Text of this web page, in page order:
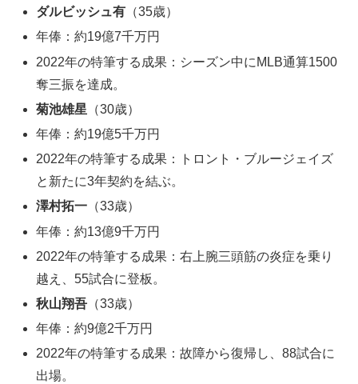
ダルビッシュ有 （35歳）
年俸：約19億7千万円
2022年の特筆する成果：シーズン中にMLB通算1500
奪三振を達成。
菊池雄星 （30歳）
年俸：約19億5千万円
2022年の特筆する成果：トロント・ブルージェイズ
と新たに3年契約を結ぶ。
澤村拓一 （33歳）
年俸：約13億9千万円
2022年の特筆する成果：右上腕三頭筋の炎症を乗り
越え、55試合に登板。
秋山翔吾 （33歳）
年俸：約9億2千万円
2022年の特筆する成果：故障から復帰し、88試合に
出場。